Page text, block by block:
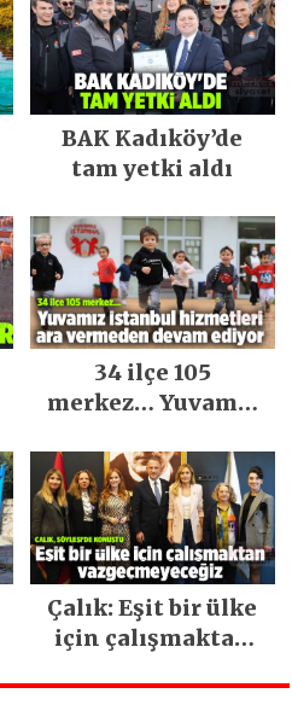
BAK Kadıköy’de
tam yetki aldı
34 ilçe 105
merkez… Yuvamız
ara vermeden
devam ediyor
Çalık: Eşit bir ülke
için çalışmaktan